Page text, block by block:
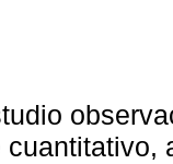
cuantitativo,